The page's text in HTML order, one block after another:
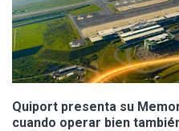
Quiport presenta su
cuando operar bien